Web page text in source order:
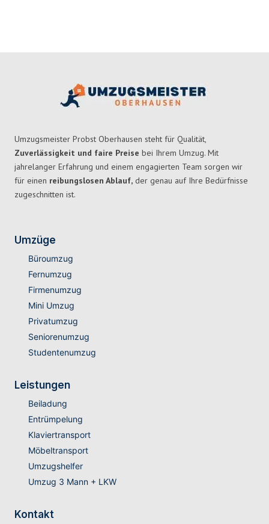
Umzugsmeister Probst Oberhausen steht für Qualität,
Zuverlässigkeit und faire Preise bei Ihrem Umzug. Mit
jahrelanger Erfahrung und einem engagierten Team sorgen wir
für einen reibungslosen Ablauf, der genau auf Ihre Bedürfnisse
zugeschnitten ist.
Umzüge
Büroumzug
Fernumzug
Firmenumzug
Mini Umzug
Privatumzug
Seniorenumzug
Studentenumzug
Leistungen
Beiladung
Entrümpelung
Klaviertransport
Möbeltransport
Umzugshelfer
Umzug 3 Mann + LKW
Kontakt